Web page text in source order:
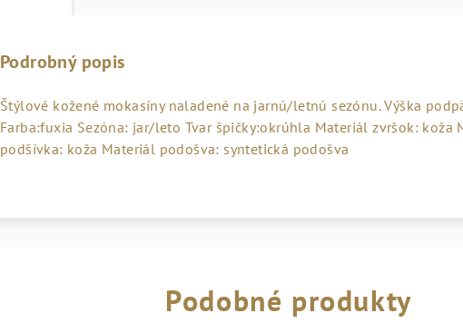
Podrobný popis
Štýlové kožené mokasíny naladené na jarnú/letnú sezónu. Výška
Farba:fuxia Sezóna: jar/leto Tvar špičky:okrúhla Materiál zvršok: koža
podšívka: koža Materiál podošva: syntetická podošva
Podobné produkty